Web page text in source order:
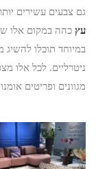
גם צבעים עשירים
עץ כהה במקום אלו
במיוחד תוכלו להשיג
ניטרליים. לכל אלו
מגוונים ופריטים